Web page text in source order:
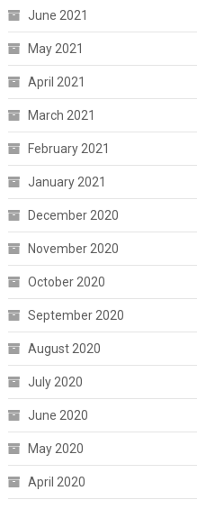
June 2021
May 2021
April 2021
March 2021
February 2021
January 2021
December 2020
November 2020
October 2020
September 2020
August 2020
July 2020
June 2020
May 2020
April 2020